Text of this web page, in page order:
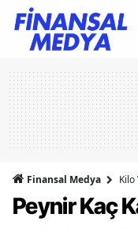
Finansal Medya
Peynir Kaç